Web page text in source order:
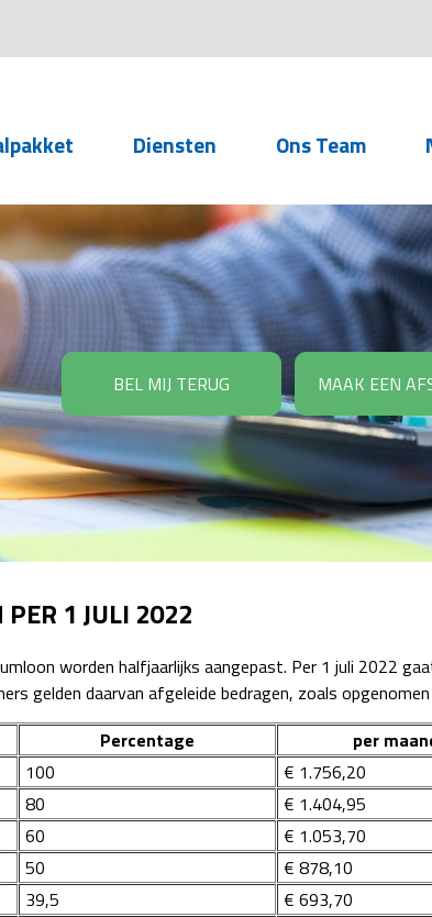
Diensten
Service voor
accountants- en
administratiekantoren
Arbeidsrechtelijke
Advisering
Salarisadministratie
Personeelsadministratie
Detachering
Ons Team
BEL MIJ TERUG MAAK EEN
1 JULI 2022
worden halfjaarlijks aangepast. Per 1 juli 2022
gelden daarvan afgeleide bedragen, zoals
Percentage per
100 € 1.756,20
80 € 1.404,95
60 € 1.053,70
50 € 878,10
39,5 € 693,70